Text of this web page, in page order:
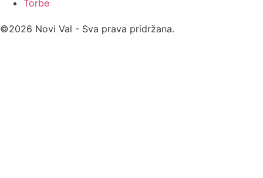
Torbe
©2026 Novi Val - Sva prava pridržana.